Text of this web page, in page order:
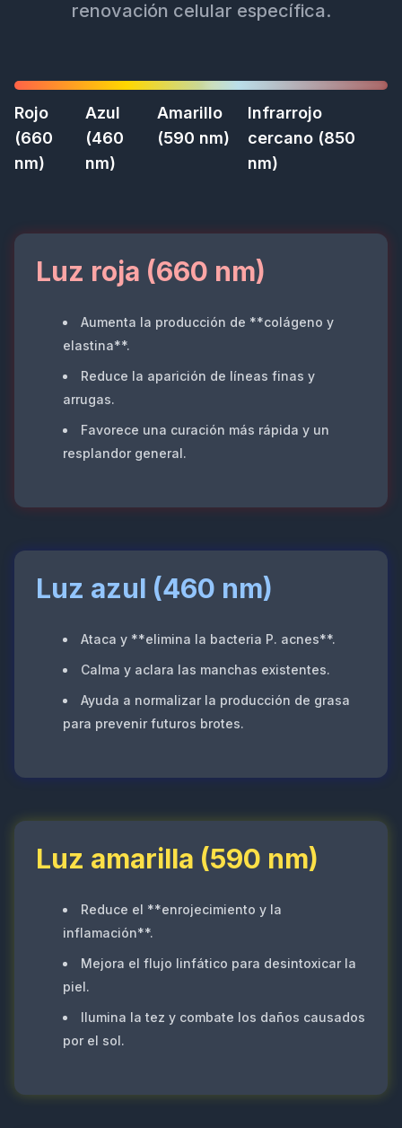
renovación celular específica.
Rojo
(660
nm)
Azul
(460
nm)
Amarillo
(590 nm)
Infrarrojo
cercano (850
nm)
Luz roja (660 nm)
Aumenta la producción de **colágeno y
elastina**.
Reduce la aparición de líneas finas y
arrugas.
Favorece una curación más rápida y un
resplandor general.
Luz azul (460 nm)
Ataca y **elimina la bacteria P. acnes**.
Calma y aclara las manchas existentes.
Ayuda a normalizar la producción de grasa
para prevenir futuros brotes.
Luz amarilla (590 nm)
Reduce el **enrojecimiento y la
inflamación**.
Mejora el flujo linfático para desintoxicar la
piel.
Ilumina la tez y combate los daños causados
por el sol.